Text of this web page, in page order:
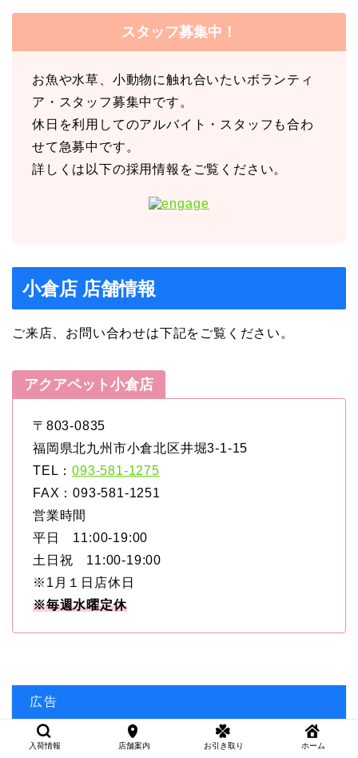
スタッフ募集中！
お魚や水草、小動物に触れ合いたいボランティ
ア・スタッフ募集中です。
休日を利用してのアルバイト・スタッフも合わ
せて急募中です。
詳しくは以下の採用情報をご覧ください。
小倉店 店舗情報
ご来店、お問い合わせは下記をご覧ください。
アクアペット小倉店
〒803-0835
福岡県北九州市小倉北区井堀3-1-15
TEL：093-581-1275
FAX：093-581-1251
営業時間
平日 11:00-19:00
土日祝 11:00-19:00
※1月１日店休日
※毎週水曜定休
広告
入荷情報 店舗案内 お引き取り ホーム